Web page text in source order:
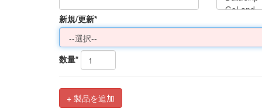
新規/更新*
数量*
+ 製品を追加